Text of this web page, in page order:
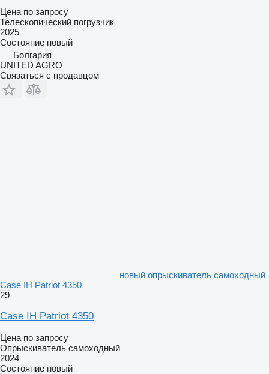
Цена по запросу
Телескопический погрузчик
2025
Состояние новый
Болгария
UNITED AGRO
Связаться с продавцом
новый опрыскиватель самоходный
Case IH Patriot 4350
29
Case IH Patriot 4350
Цена по запросу
Опрыскиватель самоходный
2024
Состояние новый